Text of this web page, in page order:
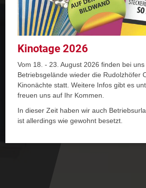
Kinotage 2026
Vom 18. - 23. August 2026 finden bei
Betriebsgelände wieder die Rudolzhöfer
Kinonächte statt. Weitere Infos gibt es
freuen uns auf Ihr Kommen.
In dieser Zeit haben wir auch
ist allerdings wie gewohnt besetzt.